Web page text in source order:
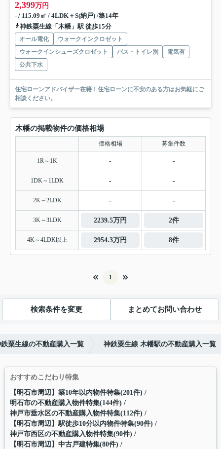
2,399万円
- / 115.09㎡ / 4LDK＋S(納戸) /築14年
神鉄粟生線「木幡」駅 徒歩15分
オール電化
ウォークインクロゼット
ウォークインシューズクロゼット
バス・トイレ別
電気有
公共下水
住宅ローンアドバイザー在籍！住宅ローンに不安のある方はお気軽にご
相談ください。
木幡の掲載物件の価格相場
価格相場 募集件数
1R～1K - -
1DK～1LDK - -
2K～2LDK - -
3K～3LDK 2239.5万円 2件
4K～4LDK以上 2954.3万円 8件
1
検索条件を変更 まとめてお問い合わせ
粟生線の不動産購入一覧 神鉄粟生線 木幡駅の不動産購入一覧
おすすめこだわり特集
【明石市周辺】築10年以内物件特集(201件)
明石市の不動産購入物件特集(144件)
神戸市垂水区の不動産購入物件特集(112件)
【明石市周辺】駅徒歩10分以内物件特集(90件)
神戸市西区の不動産購入物件特集(90件)
【明石市周辺】中古戸建特集(80件)